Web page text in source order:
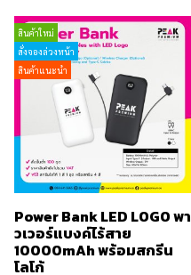
สินค้าใหม่
สั่งจองล่วงหน้า
สินค้าแนะนำ
Power Bank LED LOGO พา
วเวอร์แบงค์ไร้สาย
10000mAh พร้อมสกรีน
โลโก้